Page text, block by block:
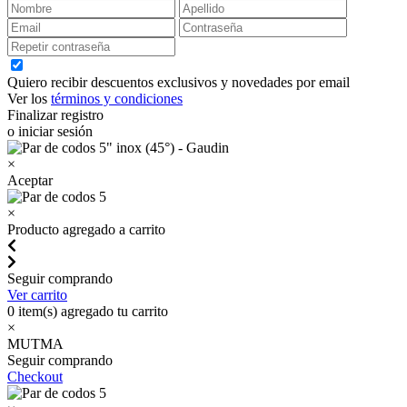
Quiero recibir descuentos exclusivos y novedades por email
Ver los términos y condiciones
Finalizar registro
o iniciar sesión
×
Aceptar
×
Producto agregado a carrito
Seguir comprando
Ver carrito
0 item(s) agregado tu carrito
×
MUTMA
Seguir comprando
Checkout